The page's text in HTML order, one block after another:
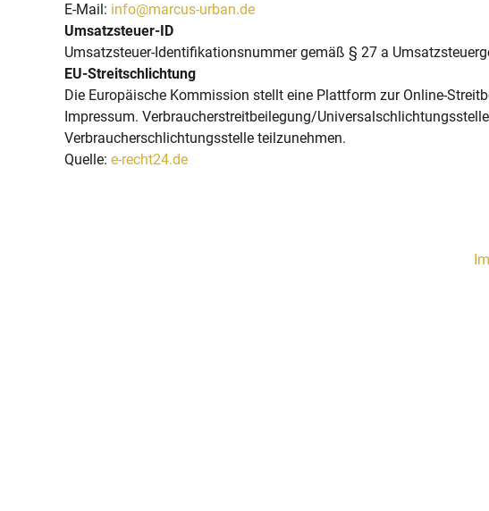
E-Mail: info@marcus-urban.de
Umsatzsteuer-ID
Umsatzsteuer-Identifikationsnummer gemäß § 27 a
EU-Streitschlichtung
Die Europäische Kommission stellt eine Plattform zur Online-
Impressum. Verbraucherstreitbeilegung/
Verbraucherschlichtungsstelle teilzunehmen.
Quelle: e-recht24.de